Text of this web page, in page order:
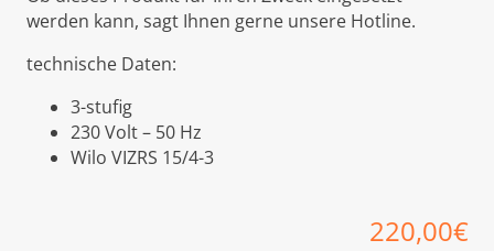
werden kann, sagt Ihnen gerne unsere Hotline.
technische Daten:
3-stufig
230 Volt – 50 Hz
Wilo VIZRS 15/4-3
220,00€